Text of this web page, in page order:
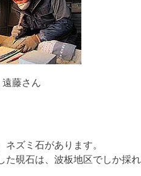
遠藤さん
ズミ石があります。
た硯石は、波板地区でしか採れ